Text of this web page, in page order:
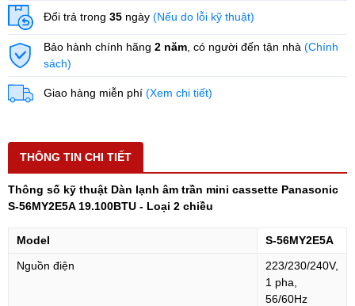
Đổi trả trong 35 ngày (Nếu do lỗi kỹ thuật)
Bảo hành chính hãng 2 năm , có người đến tận nhà (Chính
sách)
Giao hàng miễn phí (Xem chi tiết)
THÔNG TIN CHI TIẾT
Thông số kỹ thuật Dàn lạnh âm trần mini cassette Panasonic
S-56MY2E5A 19.100BTU - Loại 2 chiều
Model
S-56MY2E5A
Nguồn điện
223/230/240V,
1 pha,
56/60Hz